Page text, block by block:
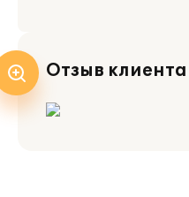
Отзыв клиента